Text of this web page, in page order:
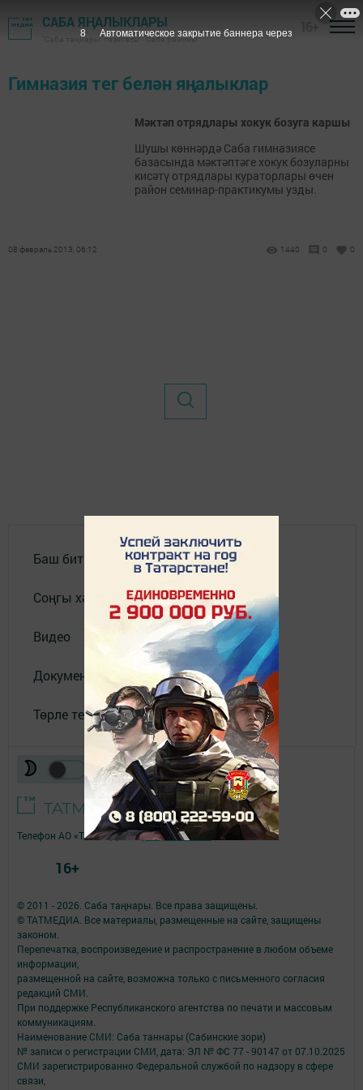
САБА ЯҢАЛЫКЛАРЫ
"Саба таңнары" газетасы - Саба районы
Гимназия тег белән яңалыклар
Мәктәп отрядлары хокук бозуга каршы
Шушы көннәрдә Саба гимназиясе
базасында мәктәптәге хокук бозуларны
кисәтү отрядлары кураторлары өчен
район семинар-практикумы узды.
08 февраль 2013, 06:12 1440 0 0
Баш бит
Соңгы хәбәрләр
Видео
Документлар
Төрле темалар
© 2011 - 2026. Саба таңнары. Все права защищены.
© ТАТМЕДИА. Все материалы, размещенные на сайте, защищены
законом.
Перепечатка, воспроизведение и распространение в любом объеме
информации,
размещенной на сайте, возможна только с письменного согласия
редакций СМИ.
При поддержке Республиканского агентства по печати и массовым
коммуникациям.
Наименование СМИ: Саба таннары (Сабинские зори)
№ записи о регистрации СМИ, дата: ЭЛ № ФС 77 - 90147 от 07.10.2025
СМИ зарегистрированно Федеральной службой по надзору в сфере
связи,
Телефон АО «ТАТМЕДИА»:(843) 222 09 84
16+
8 Автоматическое закрытие баннера через